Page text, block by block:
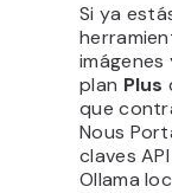
Si ya
plan Plus
que
Nous
claves
Ollama